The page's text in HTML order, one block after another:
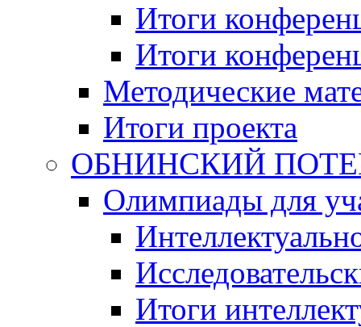
Итоги
Итоги
Методические
Итоги проекта
ОБНИНСКИЙ
Олимпиады для
Итоги